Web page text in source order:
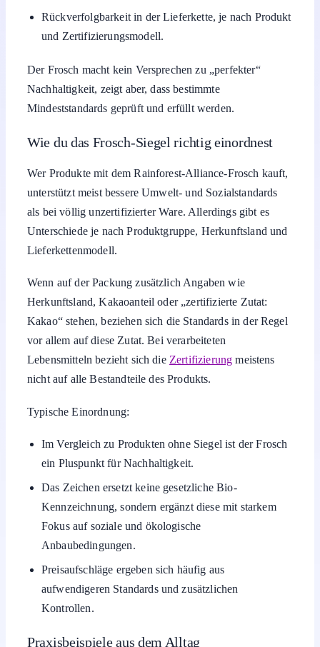
Rückverfolgbarkeit in der Lieferkette, je nach Produkt
und Zertifizierungsmodell.
Der Frosch macht kein Versprechen zu „perfekter“
Nachhaltigkeit, zeigt aber, dass bestimmte
Mindeststandards geprüft und erfüllt werden.
Wie du das Frosch-Siegel richtig einordnest
Wer Produkte mit dem Rainforest-Alliance-Frosch kauft,
unterstützt meist bessere Umwelt- und Sozialstandards
als bei völlig unzertifizierter Ware. Allerdings gibt es
Unterschiede je nach Produktgruppe, Herkunftsland und
Lieferkettenmodell.
Wenn auf der Packung zusätzlich Angaben wie
Herkunftsland, Kakaoanteil oder „zertifizierte Zutat:
Kakao“ stehen, beziehen sich die Standards in der Regel
vor allem auf diese Zutat. Bei verarbeiteten
Lebensmitteln bezieht sich die Zertifizierung meistens
nicht auf alle Bestandteile des Produkts.
Typische Einordnung:
Im Vergleich zu Produkten ohne Siegel ist der Frosch
ein Pluspunkt für Nachhaltigkeit.
Das Zeichen ersetzt keine gesetzliche Bio-
Kennzeichnung, sondern ergänzt diese mit starkem
Fokus auf soziale und ökologische
Anbaubedingungen.
Preisaufschläge ergeben sich häufig aus
aufwendigeren Standards und zusätzlichen
Kontrollen.
Praxisbeispiele aus dem Alltag